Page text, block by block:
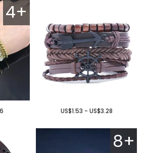
4+
US$1.53 - US$3.28
8+